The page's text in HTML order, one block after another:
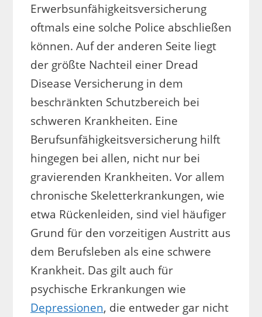
Erwerbsunfähigkeitsversicherung
oftmals eine solche Police abschließen
können. Auf der anderen Seite liegt
der größte Nachteil einer Dread
Disease Versicherung in dem
beschränkten Schutzbereich bei
schweren Krankheiten. Eine
Berufsunfähigkeitsversicherung hilft
hingegen bei allen, nicht nur bei
gravierenden Krankheiten. Vor allem
chronische Skeletterkrankungen, wie
etwa Rückenleiden, sind viel häufiger
Grund für den vorzeitigen Austritt aus
dem Berufsleben als eine schwere
Krankheit. Das gilt auch für
psychische Erkrankungen wie
Depressionen, die entweder gar nicht